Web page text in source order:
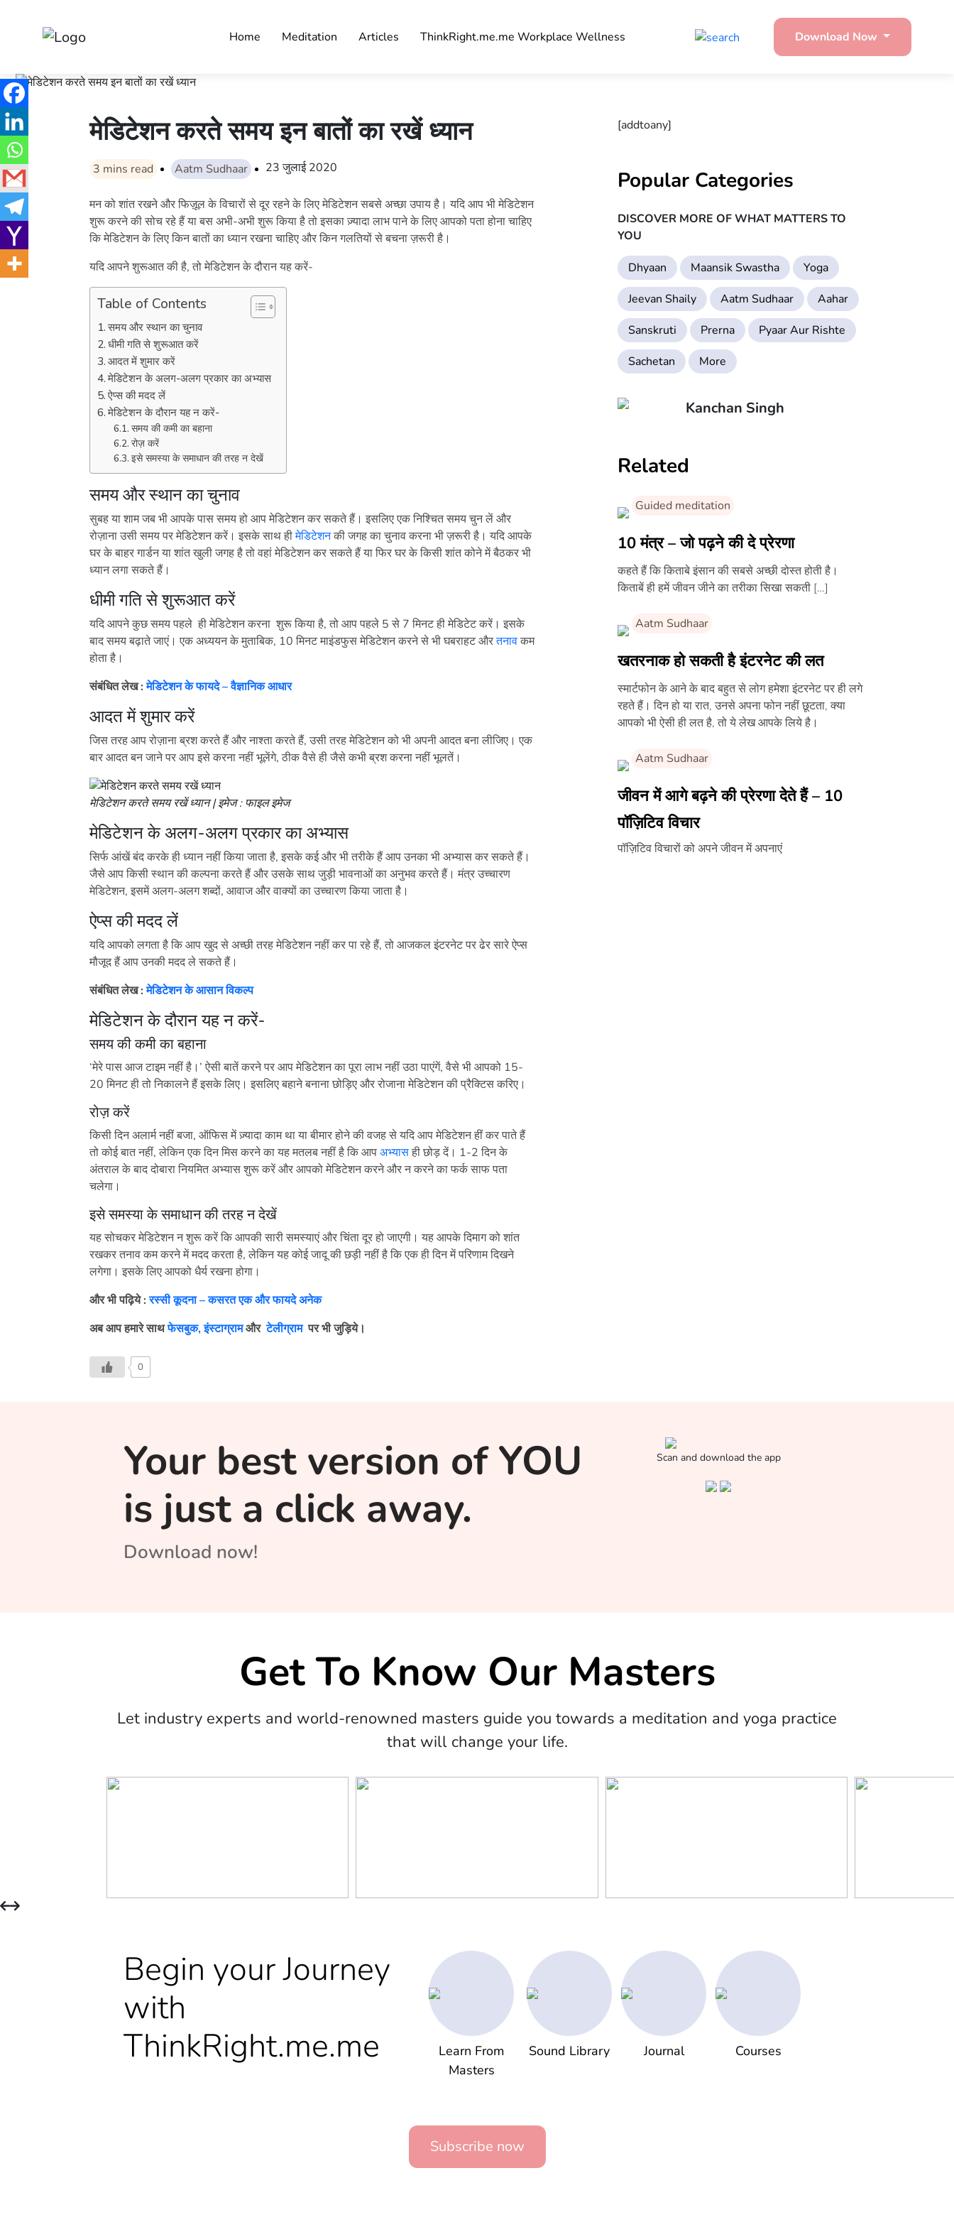
Home Meditation Articles ThinkRight.me.me Workplace Wellness Download Now
मेडिटेशन करते समय इन बातों का रखें ध्यान
3 mins read Aatm Sudhaar 23 जुलाई 2020
मन को शांत रखने और फिज़ूल के विचारों से दूर रहने के लिए मेडिटेशन सबसे अच्छा उपाय है। यदि आप भी मेडिटेशन
शुरू करने की सोच रहे हैं या बस अभी-अभी शुरू किया है तो इसका ज़्यादा लाभ पाने के लिए आपको पता होना चाहिए
कि मेडिटेशन के लिए किन बातों का ध्यान रखना चाहिए और किन गलतियों से बचना ज़रूरी है।
यदि आपने शुरूआत की है, तो मेडिटेशन के दौरान यह करें-
Table of Contents
समय और स्थान का चुनाव
धीमी गति से शुरूआत करें
आदत में शुमार करें
मेडिटेशन के अलग-अलग प्रकार का अभ्यास
ऐप्स की मदद लें
मेडिटेशन के दौरान यह न करें-
समय की कमी का बहाना
रोज़ करें
इसे समस्या के समाधान की तरह न देखें
समय और स्थान का चुनाव
सुबह या शाम जब भी आपके पास समय हो आप मेडिटेशन कर सकते हैं। इसलिए एक निश्चित समय चुन लें और
रोज़ाना उसी समय पर मेडिटेशन करें। इसके साथ हीमेडिटेशनकी जगह का चुनाव करना भी ज़रूरी है। यदि आपके
घर के बाहर गार्डन या शांत खुली जगह है तो वहां मेडिटेशन कर सकते हैं या फिर घर के किसी शांत कोने में बैठकर भी
ध्यान लगा सकते हैं।
धीमी गति से शुरूआत करें
यदि आपने कुछ समय पहले ही मेडिटेशन करना शुरू किया है, तो आप पहले 5 से 7 मिनट ही मेडिटेट करें। इसके
बाद समय बढ़ाते जाएं। एक अध्ययन के मुताबिक, 10 मिनट माइंडफुस मेडिटेशन करने से भी घबराहट औरतनावकम
होता है।
संबंधित लेख :मेडिटेशन के फायदे – वैज्ञानिक आधार
आदत में शुमार करें
जिस तरह आप रोज़ाना ब्रश करते हैं और नाश्ता करते हैं, उसी तरह मेडिटेशन को भी अपनी आदत बना लीजिए। एक
बार आदत बन जाने पर आप इसे करना नहीं भूलेंगे, ठीक वैसे ही जैसे कभी ब्रश करना नहीं भूलतें।
मेडिटेशन करते समय रखें ध्यान | इमेज : फाइल इमेज
मेडिटेशन के अलग-अलग प्रकार का अभ्यास
सिर्फ आंखें बंद करके ही ध्यान नहीं किया जाता है, इसके कई और भी तरीके हैं आप उनका भी अभ्यास कर सकते हैं।
जैसे आप किसी स्थान की कल्पना करते हैं और उसके साथ जुड़ी भावनाओं का अनुभव करते हैं। मंत्र उच्चारण
मेडिटेशन, इसमें अलग-अलग शब्दों, आवाज और वाक्यों का उच्चारण किया जाता है।
ऐप्स की मदद लें
यदि आपको लगता है कि आप खुद से अच्छी तरह मेडिटेशन नहीं कर पा रहे हैं, तो आजकल इंटरनेट पर ढेर सारे ऐप्स
मौजूद हैं आप उनकी मदद ले सकते हैं।
संबंधित लेख :मेडिटेशन के आसान विकल्प
मेडिटेशन के दौरान यह न करें-
समय की कमी का बहाना
‘मेरे पास आज टाइम नहीं है।’ ऐसी बातें करने पर आप मेडिटेशन का पूरा लाभ नहीं उठा पाएंगें, वैसे भी आपको 15-
20 मिनट ही तो निकालने हैं इसके लिए। इसलिए बहाने बनाना छोड़िए और रोजाना मेडिटेशन की प्रैक्टिस करिए।
रोज़ करें
किसी दिन अलार्म नहीं बजा, ऑफिस में ज़्यादा काम था या बीमार होने की वजह से यदि आप मेडिटेशन हीं कर पाते हैं
तो कोई बात नहीं, लेकिन एक दिन मिस करने का यह मतलब नहीं है कि आपअभ्यासही छोड़ दें। 1-2 दिन के
अंतराल के बाद दोबारा नियमित अभ्यास शुरू करें और आपको मेडिटेशन करने और न करने का फर्क साफ पता
चलेगा।
इसे समस्या के समाधान की तरह न देखें
यह सोचकर मेडिटेशन न शुरू करें कि आपकी सारी समस्याएं और चिंता दूर हो जाएगी। यह आपके दिमाग को शांत
रखकर तनाव कम करने में मदद करता है, लेकिन यह कोई जादू की छड़ी नहीं है कि एक ही दिन में परिणाम दिखने
लगेगा। इसके लिए आपको धैर्य रखना होगा।
और भी पढ़िये : रस्सी कूदना – कसरत एक और फायदे अनेक
अब आप हमारे साथफेसबुक,इंस्टाग्रामऔर टेलीग्राम पर भी जुड़िये।
0
[addtoany]
Popular Categories
DISCOVER MORE OF WHAT MATTERS TO
YOU
Dhyaan Maansik Swastha
Yoga
Jeevan Shaily
Aatm Sudhaar
Aahar
Sanskruti
Prerna
Pyaar Aur Rishte
Sachetan
More
Kanchan Singh
Related
Guided meditation
10 मंत्र – जो पढ़ने की दे प्रेरणा
कहते हैं कि किताबे इंसान की सबसे अच्छी दोस्त होती है।
किताबें ही हमें जीवन जीने का तरीका सिखा सकती […]
Aatm Sudhaar
खतरनाक हो सकती है इंटरनेट की लत
स्मार्टफोन के आने के बाद बहुत से लोग हमेशा इंटरनेट पर ही लगे
रहते हैं। दिन हो या रात, उनसे अपना फोन नहीं छूटता, क्या
आपको भी ऐसी ही लत है, तो ये लेख आपके लिये है।
Aatm Sudhaar
जीवन में आगे बढ़ने की प्रेरणा देते हैं – 10
पॉज़िटिव विचार
पॉज़िटिव विचारों को अपने जीवन में अपनाएं
Your best version of YOU
is just a click away.
Download now!
Scan and download the app
Get To Know Our Masters
Let industry experts and world-renowned masters guide you towards a meditation and yoga practice
that will change your life.
Begin your Journey
with
ThinkRight.me.me
Learn From
Masters
Sound Library Journal Courses
Subscribe now